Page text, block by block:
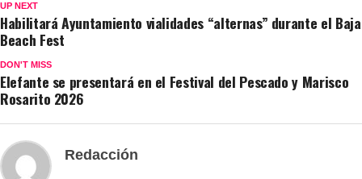
UP NEXT
Habilitará Ayuntamiento vialidades “alternas” durante el Baja
Beach Fest
DON'T MISS
Elefante se presentará en el Festival del Pescado y Marisco
Rosarito 2026
Redacción